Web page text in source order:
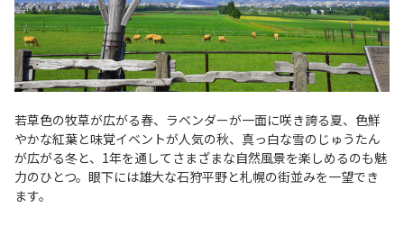
若草色の牧草が広がる春、ラベンダーが一面に咲き誇る夏、色鮮
やかな紅葉と味覚イベントが人気の秋、真っ白な雪のじゅうたん
が広がる冬と、1年を通してさまざまな自然風景を楽しめるのも魅
力のひとつ。眼下には雄大な石狩平野と札幌の街並みを一望でき
ます。